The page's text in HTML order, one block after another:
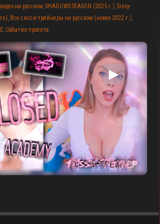
на русском ,SHADOWS SEASON (2025 г.) ,Sissy-
Все сисси-трейнеры на русском (новее 2022 г.)
События проекта
▶